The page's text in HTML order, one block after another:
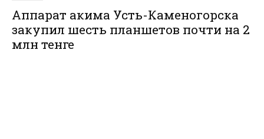
Аппарат акима Усть-Каменогорска
закупил шесть планшетов почти на 2
млн тенге